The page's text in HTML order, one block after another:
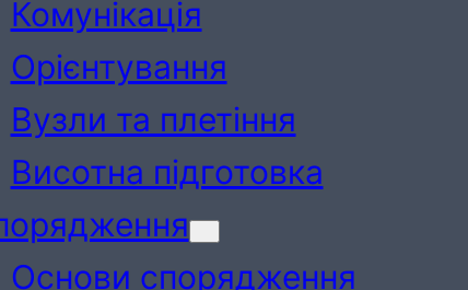
Комунікація
Орієнтування
Вузли та плетіння
Висотна підготовка
Основи спорядження